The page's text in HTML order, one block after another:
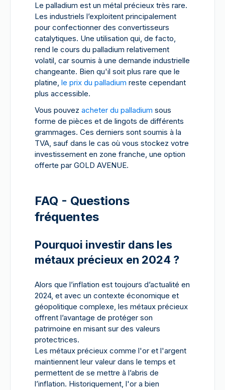
Le palladium est un métal précieux très rare.
Les industriels l’exploitent principalement
pour confectionner des convertisseurs
catalytiques. Une utilisation qui, de facto,
rend le cours du palladium relativement
volatil, car soumis à une demande industrielle
changeante. Bien qu'il soit plus rare que le
platine, le prix du palladium reste cependant
plus accessible.
Vous pouvez acheter du palladium sous
forme de pièces et de lingots de différents
grammages. Ces derniers sont soumis à la
TVA, sauf dans le cas où vous stockez votre
investissement en zone franche, une option
offerte par GOLD AVENUE.
FAQ - Questions
fréquentes
Pourquoi investir dans les
métaux précieux en 2024 ?
Alors que l’inflation est toujours d’actualité en
2024, et avec un contexte économique et
géopolitique complexe, les métaux précieux
offrent l’avantage de protéger son
patrimoine en misant sur des valeurs
protectrices.
Les métaux précieux comme l'or et l'argent
maintiennent leur valeur dans le temps et
permettent de se mettre à l’abris de
l’inflation. Historiquement, l'or a bien